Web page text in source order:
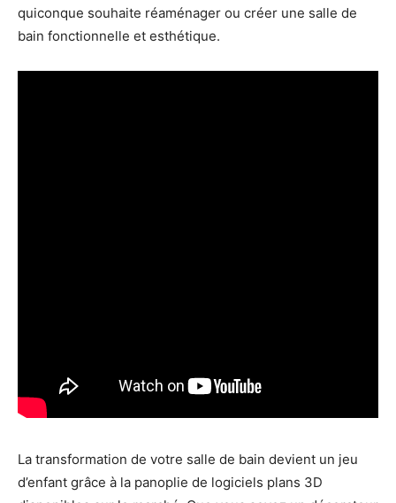
quiconque souhaite réaménager ou créer une salle de
bain fonctionnelle et esthétique.
La transformation de votre salle de bain devient un jeu
d’enfant grâce à la panoplie de logiciels plans 3D